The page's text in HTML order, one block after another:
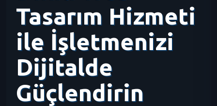
Tasarım Hizmeti
ile İşletmenizi
Dijitalde
Güçlendirin